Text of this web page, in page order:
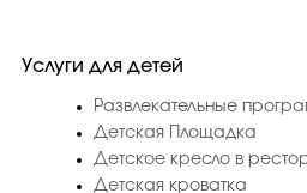
Услуги для детей
Развлекательные
Детская Площадка
Детское кресло в
Детская кроватка